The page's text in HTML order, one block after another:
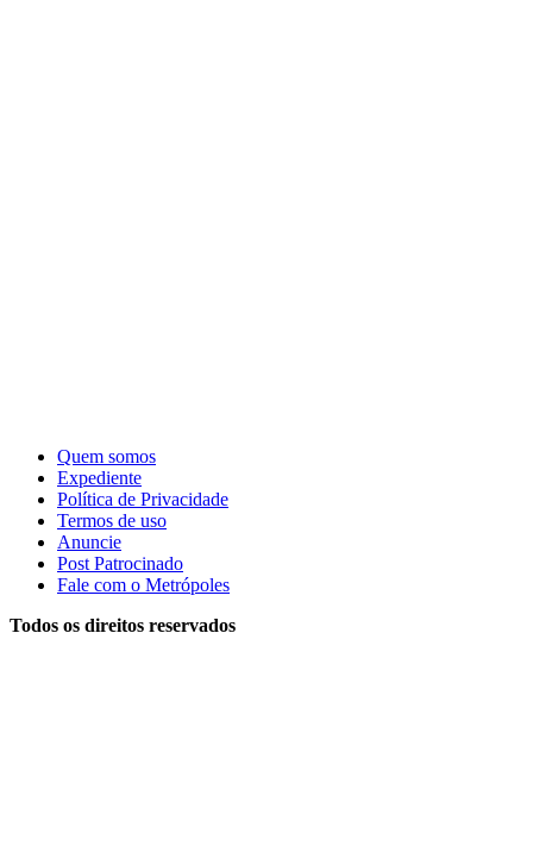
Quem somos
Expediente
Política de Privacidade
Termos de uso
Anuncie
Post Patrocinado
Fale com o Metrópoles
Todos os direitos reservados